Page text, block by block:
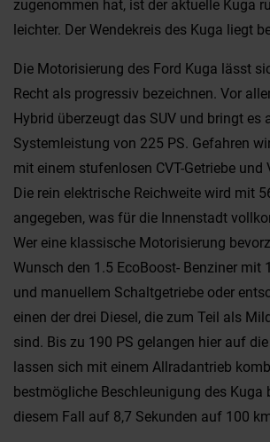
zugenommen hat, ist der aktuelle Kuga
leichter. Der Wendekreis des Kuga liegt
Die Motorisierung des Ford Kuga lässt
Recht als progressiv bezeichnen. Vor
Hybrid überzeugt das SUV und bringt es
Systemleistung von 225 PS. Gefahren
mit einem stufenlosen CVT-Getriebe und
Die rein elektrische Reichweite wird mit
angegeben, was für die Innenstadt
Wer eine klassische Motorisierung
Wunsch den 1.5 EcoBoost- Benziner mit
und manuellem Schaltgetriebe oder
einen der drei Diesel, die zum Teil als
sind. Bis zu 190 PS gelangen hier auf
lassen sich mit einem Allradantrieb
bestmögliche Beschleunigung des Kuga
diesem Fall auf 8,7 Sekunden auf 100